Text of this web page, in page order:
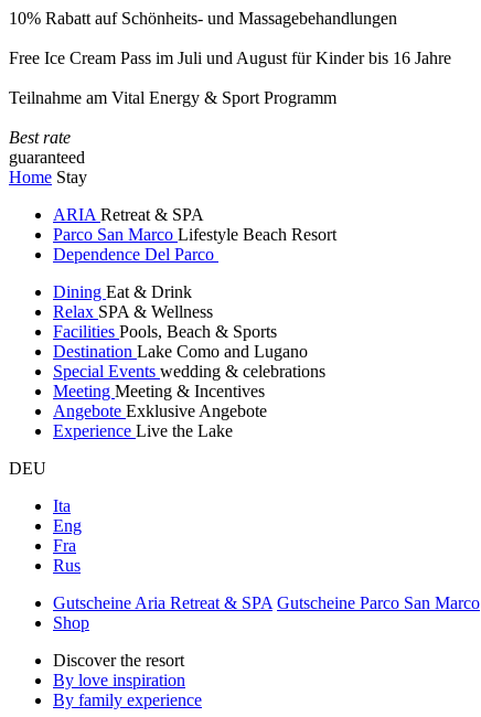
10% Rabatt auf Schönheits- und Massagebehandlungen
Free Ice Cream Pass im Juli und August für Kinder bis 16 Jahre
Teilnahme am Vital Energy & Sport Programm
Best rate
guaranteed
Home Stay
ARIA Retreat & SPA
Parco San Marco Lifestyle Beach Resort
Dependence Del Parco
Dining Eat & Drink
Relax SPA & Wellness
Facilities Pools, Beach & Sports
Destination Lake Como and Lugano
Special Events wedding & celebrations
Meeting Meeting & Incentives
Angebote Exklusive Angebote
Experience Live the Lake
DEU
Ita
Eng
Fra
Rus
Gutscheine Aria Retreat & SPA Gutscheine Parco San Marco
Shop
Discover the resort
By love inspiration
By family experience